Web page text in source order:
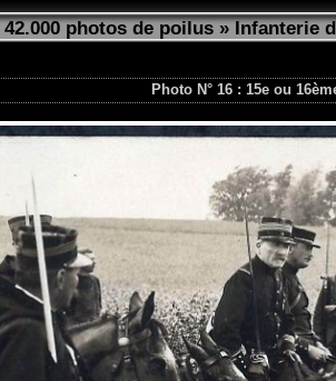
photos de poilus»Infanterie
Photo N° 16 : 15e ou